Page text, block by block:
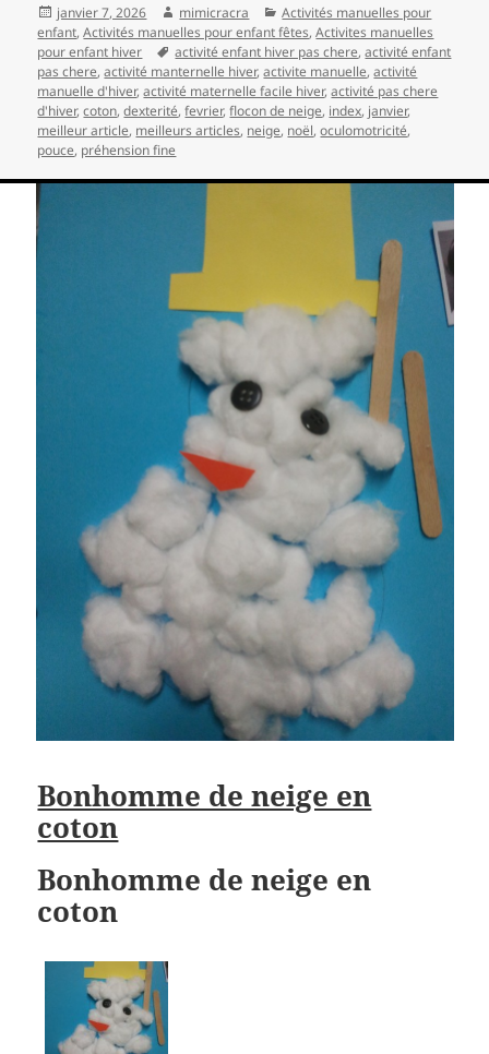
Publié
le
janvier 7, 2026 Auteur
mimicracra Catégories
Activités manuelles pour
enfant,Activités manuelles pour enfant fêtes,Activites manuelles
pour enfant hiver
Mots-
clés
activité enfant hiver pas chere,activité enfant
pas chere,activité manternelle hiver,activite manuelle,activité
manuelle d'hiver,activité maternelle facile hiver,activité pas chere
d'hiver,coton,dexterité,fevrier,flocon de neige, index, janvier,
meilleur article, meilleurs articles, neige, noël,oculomotricité,
pouce, préhension fine
Bonhomme de neige en
coton
Bonhomme de neige en
coton